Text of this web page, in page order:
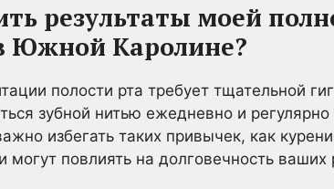
результаты моей
Южной Каролине?
полости рта требует тщательной
зубной нитью ежедневно и
избегать таких привычек, как
повлиять на долговечность ваших